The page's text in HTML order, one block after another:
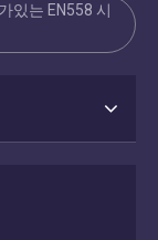
있는 EN558 시